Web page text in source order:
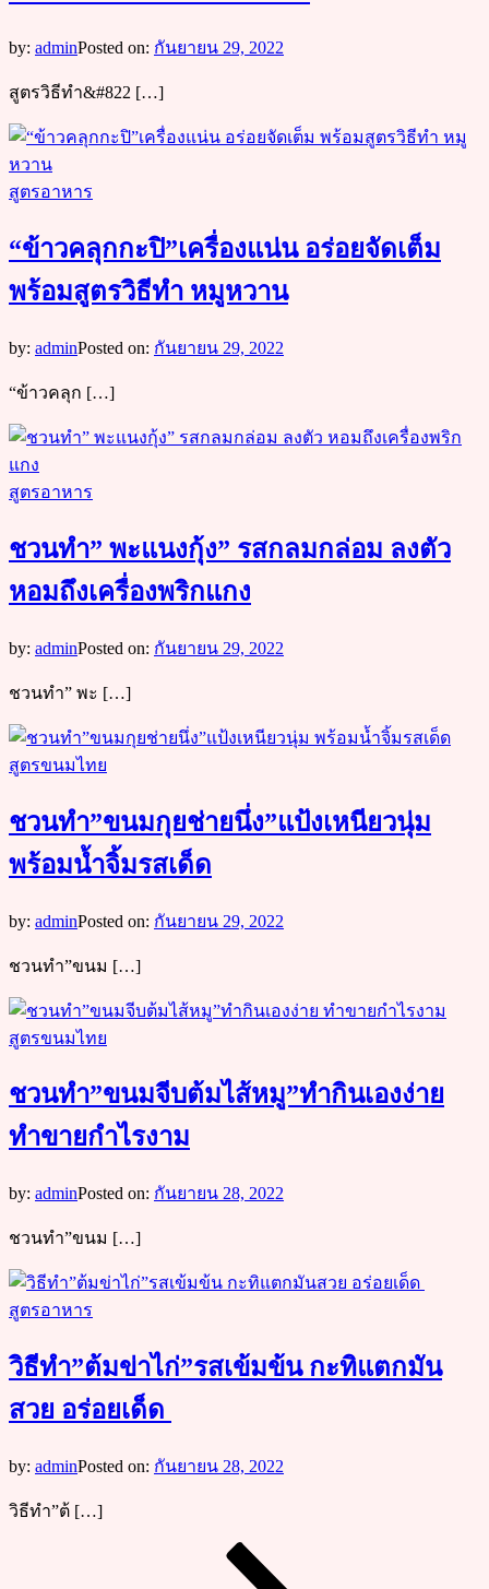
by: adminPosted on: กันยายน 29, 2022
สูตรวิธีทำ&#822 […]
สูตรอาหาร
“ข้าวคลุกกะปิ”เครื่องแน่น อร่อยจัดเต็ม
พร้อมสูตรวิธีทำ หมูหวาน
by: adminPosted on: กันยายน 29, 2022
“ข้าวคลุก […]
สูตรอาหาร
ชวนทำ” พะแนงกุ้ง” รสกลมกล่อม ลงตัว
หอมถึงเครื่องพริกแกง
by: adminPosted on: กันยายน 29, 2022
ชวนทำ” พะ […]
สูตรขนมไทย
ชวนทำ”ขนมกุยช่ายนึ่ง”แป้งเหนียวนุ่ม
พร้อมน้ำจิ้มรสเด็ด
by: adminPosted on: กันยายน 29, 2022
ชวนทำ”ขนม […]
สูตรขนมไทย
ชวนทำ”ขนมจีบต้มไส้หมู”ทำกินเองง่าย
ทำขายกำไรงาม
by: adminPosted on: กันยายน 28, 2022
ชวนทำ”ขนม […]
สูตรอาหาร
วิธีทำ”ต้มข่าไก่”รสเข้มข้น กะทิแตกมัน
สวย อร่อยเด็ด
by: adminPosted on: กันยายน 28, 2022
วิธีทำ”ต้ […]